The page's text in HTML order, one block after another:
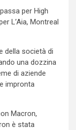
per High
L’Aia, Montreal
della società di
una dozzina
di aziende
impronta
Macron,
è stata